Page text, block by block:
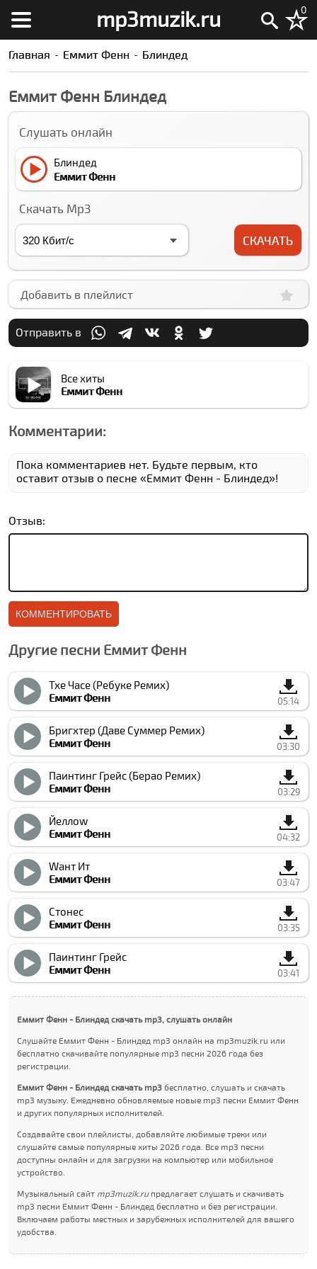
mp3muzik.ru 0
Главная Еммит Фенн Блиндед
Еммит Фенн Блиндед
Слушать онлайн
Блиндед
Еммит Фенн
Скачать Mp3
СКАЧАТЬ
Добавить в плейлист
Отправить в
Все хиты
Еммит Фенн
Комментарии:
Пока комментариев нет. Будьте первым, кто
оставит отзыв о песне «Еммит Фенн - Блиндед»!
Отзыв:
Другие песни Еммит Фенн
Тхе Часе (Ребуке Ремиx)
Еммит Фенн
05:14
Бригхтер (Даве Суммер Ремиx)
Еммит Фенн
03:30
Паинтинг Грейс (Берао Ремиx)
Еммит Фенн
03:29
Йеллоw
Еммит Фенн
04:32
Wант Ит
Еммит Фенн
03:47
Стонес
Еммит Фенн
03:35
Паинтинг Грейс
Еммит Фенн
03:41
Еммит Фенн - Блиндед скачать mp3, слушать онлайн
Слушайте Еммит Фенн - Блиндед mp3 онлайн на mp3muzik.ru или
бесплатно скачивайте популярные mp3 песни 2026 года без
регистрации.
Еммит Фенн - Блиндед скачать mp3 бесплатно, слушать и скачать
mp3 музыку. Ежедневно обновляемые новые mp3 песни Еммит Фенн
и других популярных исполнителей.
Создавайте свои плейлисты, добавляйте любимые треки или
слушайте самые популярные хиты 2026 года. Все mp3 песни
доступны онлайн и для загрузки на компьютер или мобильное
устройство.
Музыкальный сайт mp3muzik.ruпредлагает слушать и скачивать
mp3 песни Еммит Фенн - Блиндед бесплатно и без регистрации.
Включаем работы местных и зарубежных исполнителей для вашего
удобства.